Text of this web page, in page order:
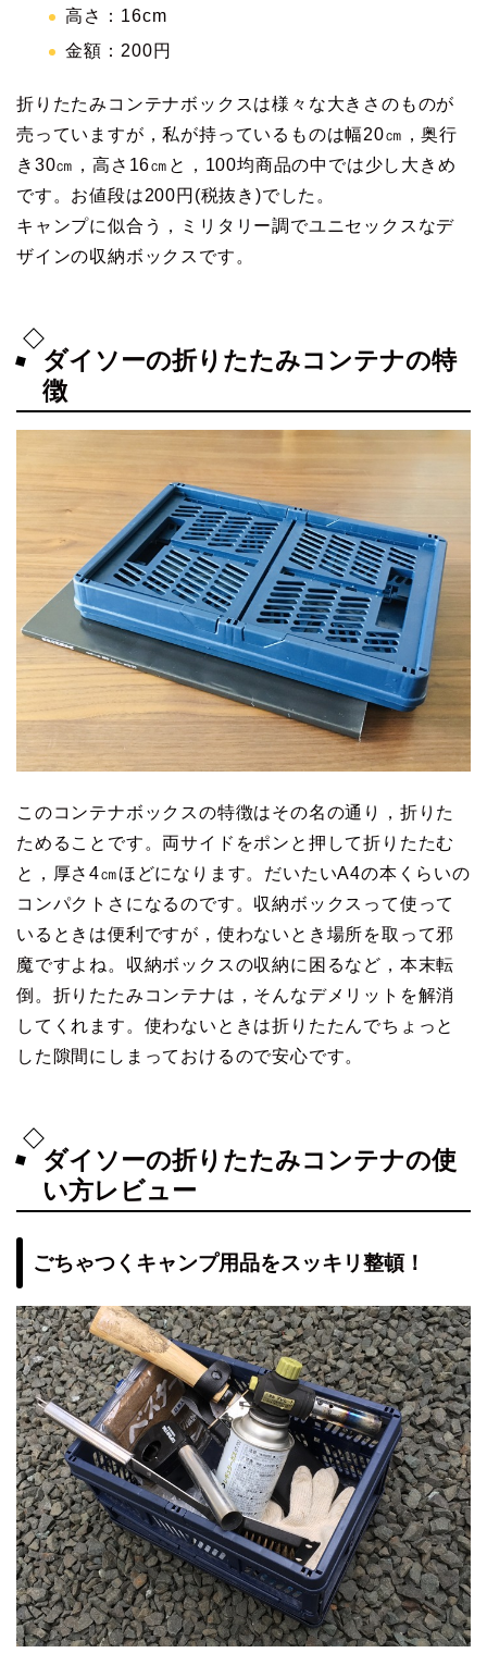
高さ：16cm
金額：200円
折りたたみコンテナボックスは様々な大きさのものが
売っていますが，私が持っているものは幅20㎝，奥行
き30㎝，高さ16㎝と，100均商品の中では少し大きめ
です。お値段は200円(税抜き)でした。
キャンプに似合う，ミリタリー調でユニセックスなデ
ザインの収納ボックスです。
ダイソーの折りたたみコンテナの特
徴
このコンテナボックスの特徴はその名の通り，折りた
ためることです。両サイドをポンと押して折りたたむ
と，厚さ4㎝ほどになります。だいたいA4の本くらいの
コンパクトさになるのです。収納ボックスって使って
いるときは便利ですが，使わないとき場所を取って邪
魔ですよね。収納ボックスの収納に困るなど，本末転
倒。折りたたみコンテナは，そんなデメリットを解消
してくれます。使わないときは折りたたんでちょっと
した隙間にしまっておけるので安心です。
ダイソーの折りたたみコンテナの使
い方レビュー
ごちゃつくキャンプ用品をスッキリ整頓！